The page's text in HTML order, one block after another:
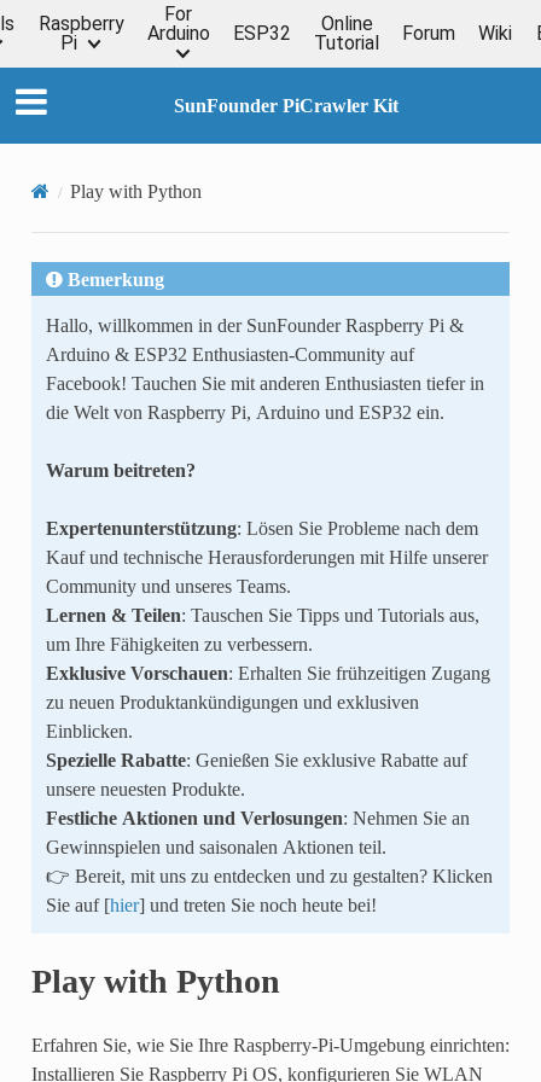
Raspberry
Pi
For
Arduino
ESP32
Online
Tutorial
Forum Wiki
SunFounder PiCrawler Kit
Play with Python
Bemerkung
Hallo, willkommen in der SunFounder Raspberry Pi &
Arduino & ESP32 Enthusiasten-Community auf
Facebook! Tauchen Sie mit anderen Enthusiasten tiefer in
die Welt von Raspberry Pi, Arduino und ESP32 ein.
Warum beitreten?
Expertenunterstützung: Lösen Sie Probleme nach dem
Kauf und technische Herausforderungen mit Hilfe unserer
Community und unseres Teams.
Lernen & Teilen: Tauschen Sie Tipps und Tutorials aus,
um Ihre Fähigkeiten zu verbessern.
Exklusive Vorschauen: Erhalten Sie frühzeitigen Zugang
zu neuen Produktankündigungen und exklusiven
Einblicken.
Spezielle Rabatte: Genießen Sie exklusive Rabatte auf
unsere neuesten Produkte.
Festliche Aktionen und Verlosungen: Nehmen Sie an
Gewinnspielen und saisonalen Aktionen teil.
👉 Bereit, mit uns zu entdecken und zu gestalten? Klicken
Sie auf [hier] und treten Sie noch heute bei!
Play with Python
Erfahren Sie, wie Sie Ihre Raspberry-Pi-Umgebung einrichten:
Installieren Sie Raspberry Pi OS, konfigurieren Sie WLAN